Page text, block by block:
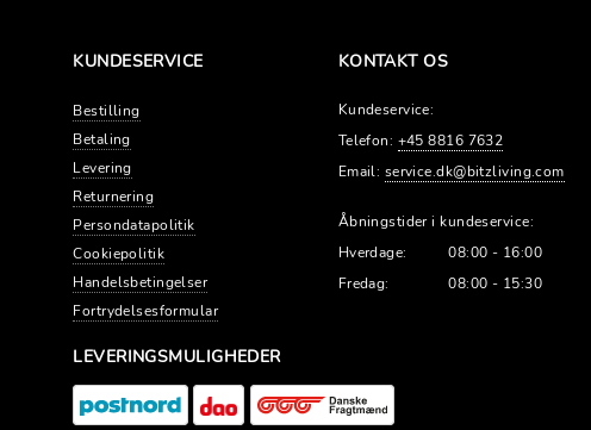
KUNDESERVICE
Bestilling
Betaling
Levering
Returnering
Persondatapolitik
Cookiepolitik
Handelsbetingelser
Fortrydelsesformular
KONTAKT OS
Kundeservice:
Telefon: +45 8816 7632
Email: service.dk@bitzliving.com
Åbningstider i kundeservice:
Hverdage:
08:00 - 16:00
Fredag:
08:00 - 15:30
LEVERINGSMULIGHEDER